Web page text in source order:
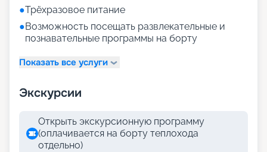
●Трёхразовое питание
●Возможность посещать развлекательные и
познавательные программы на борту
Показать все услуги
Экскурсии
Открыть экскурсионную программу
(оплачивается на борту теплохода
отдельно)